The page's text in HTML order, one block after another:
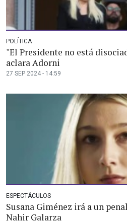
POLÍTICA
"El Presidente no está
aclara Adorni
27 SEP 2024 - 14:59
ESPECTÁCULOS
Susana Giménez irá a un
Nahir Galarza